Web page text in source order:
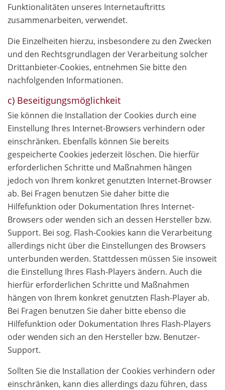
Funktionalitäten unseres Internetauftritts
zusammenarbeiten, verwendet.
Die Einzelheiten hierzu, insbesondere zu den Zwecken
und den Rechtsgrundlagen der Verarbeitung solcher
Drittanbieter-Cookies, entnehmen Sie bitte den
nachfolgenden Informationen.
c) Beseitigungsmöglichkeit
Sie können die Installation der Cookies durch eine
Einstellung Ihres Internet-Browsers verhindern oder
einschränken. Ebenfalls können Sie bereits
gespeicherte Cookies jederzeit löschen. Die hierfür
erforderlichen Schritte und Maßnahmen hängen
jedoch von Ihrem konkret genutzten Internet-Browser
ab. Bei Fragen benutzen Sie daher bitte die
Hilfefunktion oder Dokumentation Ihres Internet-
Browsers oder wenden sich an dessen Hersteller bzw.
Support. Bei sog. Flash-Cookies kann die Verarbeitung
allerdings nicht über die Einstellungen des Browsers
unterbunden werden. Stattdessen müssen Sie insoweit
die Einstellung Ihres Flash-Players ändern. Auch die
hierfür erforderlichen Schritte und Maßnahmen
hängen von Ihrem konkret genutzten Flash-Player ab.
Bei Fragen benutzen Sie daher bitte ebenso die
Hilfefunktion oder Dokumentation Ihres Flash-Players
oder wenden sich an den Hersteller bzw. Benutzer-
Support.
Sollten Sie die Installation der Cookies verhindern oder
einschränken, kann dies allerdings dazu führen, dass